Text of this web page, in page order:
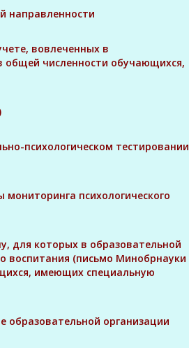
направленности
вовлеченных в
общей численности обучающихся,
психологическом тестировании
психологического
для которых в образовательной
воспитания (письмо Минобрнауки
имеющих специальную
образовательной организации